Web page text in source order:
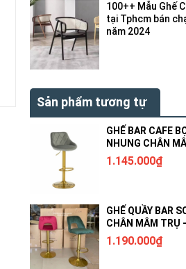
100++ Mẫu Ghế
tại Tphcm bán
năm 2024
Sản phẩm tương tự
GHẾ BAR CAFE
NHUNG CHÂN
BAR54
1.145.000₫
GHẾ QUẦY BAR
CHÂN MÂM TRỤ
1.190.000₫